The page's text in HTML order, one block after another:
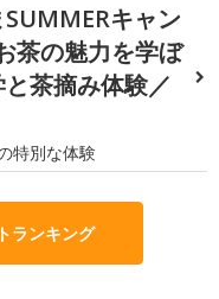
キャン
茶の魅力を学ぼ
茶摘み体験／
特別な体験
ランキング